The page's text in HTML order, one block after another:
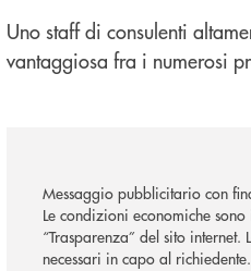
Uno staff di consulenti
vantaggiosa fra i numerosi
Messaggio pubblicitario con
Le condizioni economiche
“Trasparenza” del sito internet.
necessari in capo al richiedente.